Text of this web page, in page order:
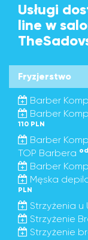
Usługi
line w
Fryzjerstwo
Barber
Barber
110 PLN
Barber
TOP Barbera
Barber
Męska
PLN
Strzyżenia u
Strzyżenie
Strzyżenie